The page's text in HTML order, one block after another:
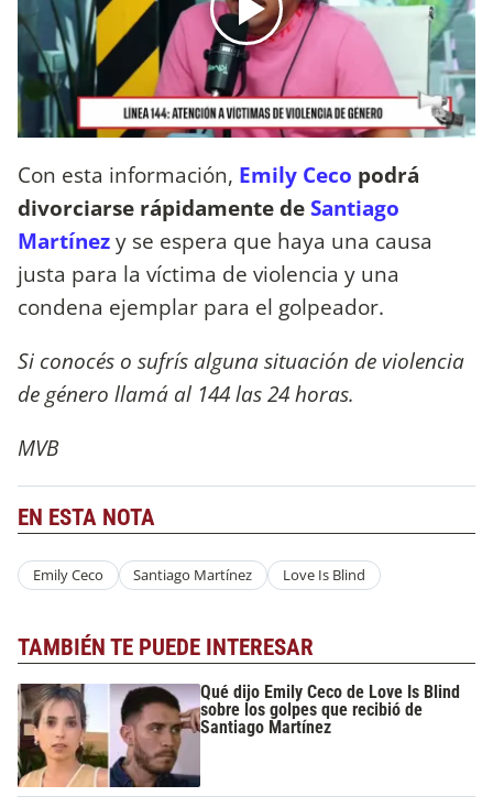
Con esta información, Emily Ceco podrá
divorciarse rápidamente deSantiago
Martínezy se espera que haya una causa
justa para la víctima de violencia y una
condena ejemplar para el golpeador.
Si conocés o sufrís alguna situación de violencia
de género llamá al 144 las 24 horas.
MVB
EN ESTA NOTA
Emily Ceco Santiago Martínez Love Is Blind
TAMBIÉN TE PUEDE INTERESAR
Qué dijo Emily Ceco de Love Is Blind
sobre los golpes que recibió de
Santiago Martínez